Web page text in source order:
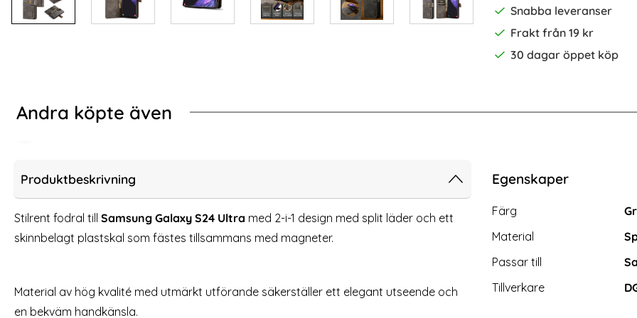
Snabba leveranser
Frakt från 19 kr
30 dagar öppet köp
Andra köpte även
Produktbeskrivning
Stilrent fodral till Samsung Galaxy S24 Ultra med 2-i-1 design med split läder och ett
skinnbelagt plastskal som fästes tillsammans med magneter.
Material av hög kvalité med utmärkt utförande säkerställer ett elegant utseende och
en bekväm handkänsla.
Egenskaper
Egenskaper/attribut för
Attribut
Färg
Material
Passar till
Tillverkare